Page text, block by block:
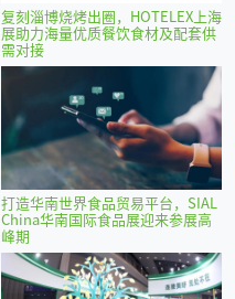
复刻淄博烧烤出圈，HOTELEX上海
展助力海量优质餐饮食材及配套供
需对接
打造华南世界食品贸易平台，SIAL
China华南国际食品展迎来参展高
峰期